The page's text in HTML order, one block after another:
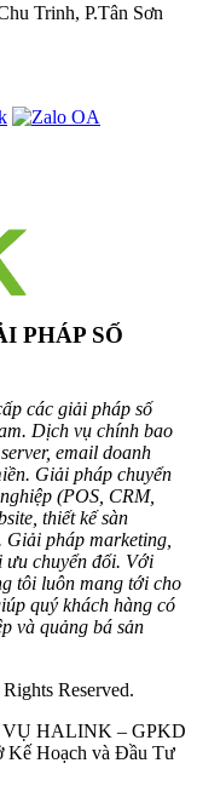
Trinh, P.Tân Sơn
PHÁP SỐ
các giải pháp số
Dịch vụ chính bao
email doanh
Giải pháp chuyển
(POS, CRM,
thiết kế sàn
pháp marketing,
ưu chuyển đổi. Với
tôi luôn mang tới cho
quý khách hàng có
và quảng bá sản
Reserved.
HALINK – GPKD
Kế Hoạch và Đầu Tư